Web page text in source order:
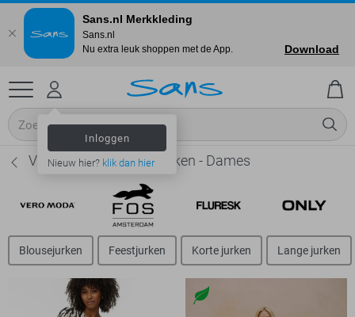
Inloggen
Nieuw hier? klik dan hier
Vero Moda Overslag jurken - Dames
Blousejurken Feestjurken Korte jurken Lange jurken
Sans.nl Merkkleding
Sans.nl
Nu extra leuk shoppen met de App.
Download